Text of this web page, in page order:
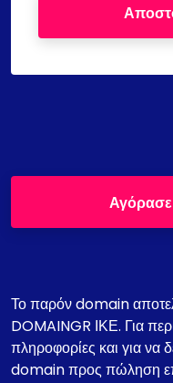
Το παρόν domain
DOMAINGR ΙΚΕ. Για
πληροφορίες και για να
domain προς πώληση